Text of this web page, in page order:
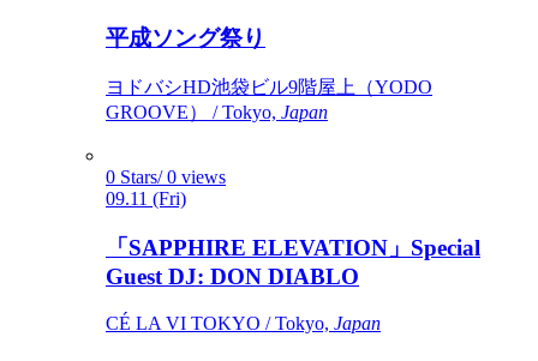
平成ソング祭り
ヨドバシHD池袋ビル9階屋上（YODO
GROOVE） / Tokyo, Japan
0 Stars/ 0 views
09.11 (Fri)
「SAPPHIRE ELEVATION」Special
Guest DJ: DON DIABLO
CÉ LA VI TOKYO / Tokyo, Japan